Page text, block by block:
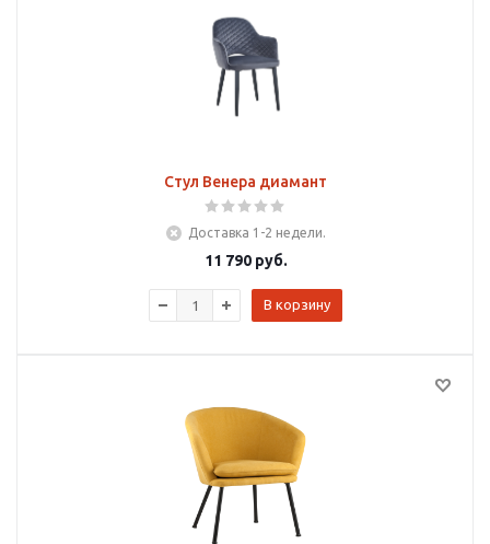
Стул Венера диамант
Доставка 1-2 недели.
11 790руб.
В корзину